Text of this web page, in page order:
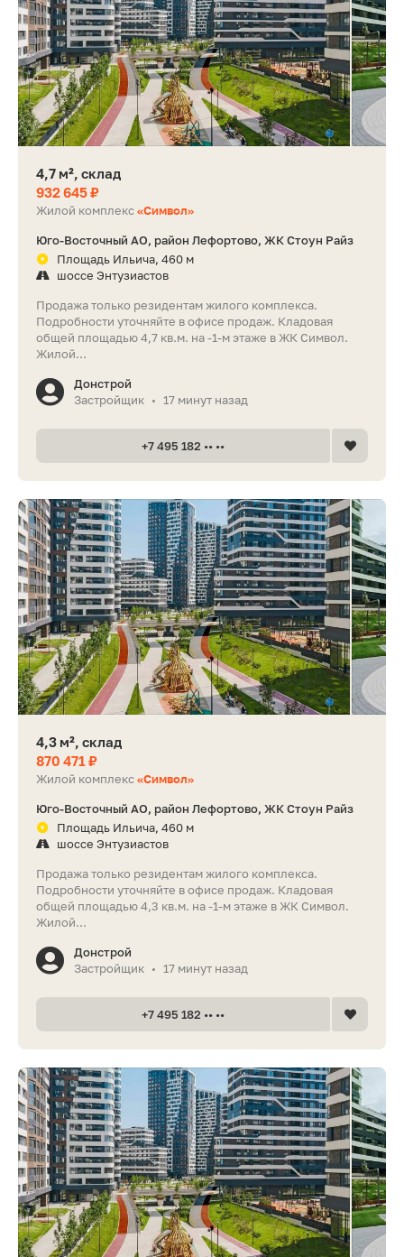
4,7 м², склад
932 645 ₽
Жилой комплекс«Символ»
Юго-Восточный АО, район Лефортово, ЖК Стоун Райз
Площадь Ильича, 460 м
шоссе Энтузиастов
Продажа только резидентам жилого комплекса.
Подробности уточняйте в офисе продаж. Кладовая
общей площадью 4,7 кв.м. на -1-м этаже в ЖК Символ.
Жилой...
Донстрой
Застройщик • 17 минут назад
+7 495 182 •• ••
4,3 м², склад
870 471 ₽
Жилой комплекс«Символ»
Юго-Восточный АО, район Лефортово, ЖК Стоун Райз
Площадь Ильича, 460 м
шоссе Энтузиастов
Продажа только резидентам жилого комплекса.
Подробности уточняйте в офисе продаж. Кладовая
общей площадью 4,3 кв.м. на -1-м этаже в ЖК Символ.
Жилой...
Донстрой
Застройщик • 17 минут назад
+7 495 182 •• ••